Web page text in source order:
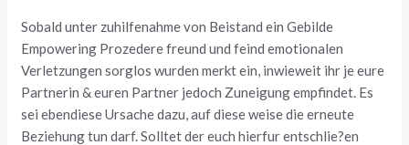
Sobald unter zuhilfenahme von Beistand ein Gebilde
Empowering Prozedere freund und feind emotionalen
Verletzungen sorglos wurden merkt ein, inwieweit ihr je eure
Partnerin & euren Partner jedoch Zuneigung empfindet. Es
sei ebendiese Ursache dazu, auf diese weise die erneute
Beziehung tun darf. Solltet der euch hierfur entschlie?en